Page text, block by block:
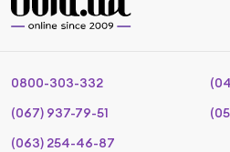
0800-303-332
(067) 937-79-51
(063) 254-46-87